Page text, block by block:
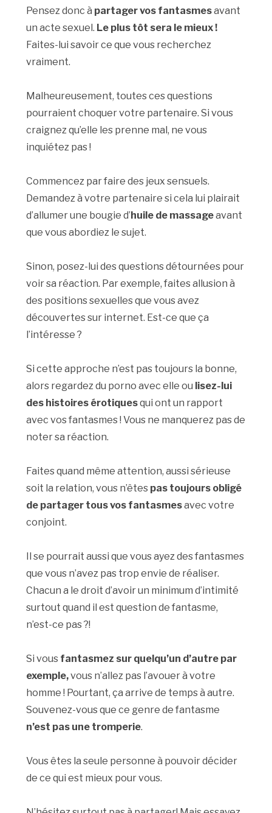
Pensez donc à partager vos fantasmesavant
un acte sexuel. Le plus tôt sera le mieux !
Faites-lui savoir ce que vous recherchez
vraiment.
Malheureusement, toutes ces questions
pourraient choquer votre partenaire. Si vous
craignez qu’elle les prenne mal, ne vous
inquiétez pas !
Commencez par faire des jeux sensuels.
Demandez à votre partenaire si cela lui plairait
d’allumer une bougie d’huile de massageavant
que vous abordiez le sujet.
Sinon, posez-lui des questions détournées pour
voir sa réaction. Par exemple, faites allusion à
des positions sexuelles que vous avez
découvertes sur internet. Est-ce que ça
l’intéresse ?
Si cette approche n’est pas toujours la bonne,
alors regardez du porno avec elle ou lisez-lui
des histoires érotiquesqui ont un rapport
avec vos fantasmes ! Vous ne manquerez pas de
noter sa réaction.
Faites quand même attention, aussi sérieuse
soit la relation, vous n’êtes pas toujours obligé
de partager tous vos fantasmesavec votre
conjoint.
Il se pourrait aussi que vous ayez des fantasmes
que vous n’avez pas trop envie de réaliser.
Chacun a le droit d’avoir un minimum d’intimité
surtout quand il est question de fantasme,
n’est-ce pas ?!
Si vous fantasmez sur quelqu’un d’autre par
exemple,vous n’allez pas l’avouer à votre
homme ! Pourtant, ça arrive de temps à autre.
Souvenez-vous que ce genre de fantasme
n’est pas une tromperie.
Vous êtes la seule personne à pouvoir décider
de ce qui est mieux pour vous.